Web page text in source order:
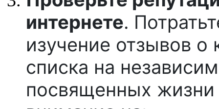
интернете.
изучение отзывов о
списка на
посвященных жизни